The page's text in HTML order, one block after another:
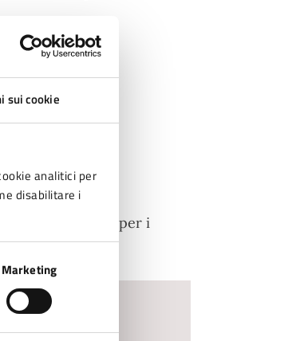
sui cookie
analitici per
disabilitare i
Marketing
di 50 centesimi per i